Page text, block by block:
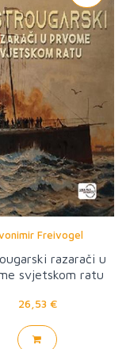
Freivogel
razarači u
svjetskom ratu
26,53 €